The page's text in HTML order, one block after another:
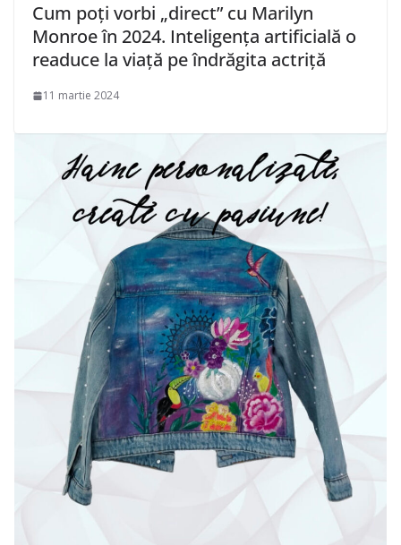
Cum poți vorbi „direct” cu Marilyn
Monroe în 2024. Inteligența artificială o
readuce la viață pe îndrăgita actriță
11 martie 2024